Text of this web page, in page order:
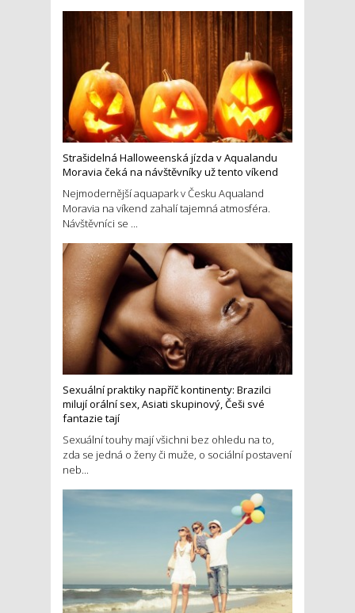
Strašidelná Halloweenská jízda v Aqualandu
Moravia čeká na návštěvníky už tento víkend
Nejmodernější aquapark v Česku Aqualand
Moravia na víkend zahalí tajemná atmosféra.
Návštěvníci se ...
Sexuální praktiky napříč kontinenty: Brazilci
milují orální sex, Asiati skupinový, Češi své
fantazie tají
Sexuální touhy mají všichni bez ohledu na to,
zda se jedná o ženy či muže, o sociální postavení
neb...